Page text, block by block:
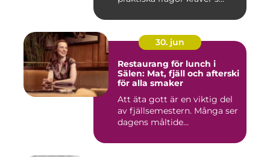
30. jun
Restaurang för lunch i
Sälen: Mat, fjäll och afterski
för alla smaker
Att äta gott är en viktig del
av fjällsemestern. Många ser
dagens måltide...